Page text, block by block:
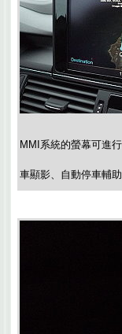
MMI系統的螢幕可進
車顯影、自動停車輔